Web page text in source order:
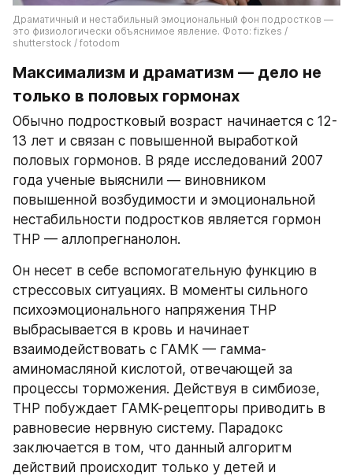
Драматичный и нестабильный эмоциональный фон подростков —
это физиологически объяснимое явление. Фото: fizkes /
shutterstock / fotodom
Максимализм и драматизм — дело не
только в половых гормонах
Обычно подростковый возраст начинается с 12-
13 лет и связан с повышенной выработкой
половых гормонов. В ряде исследований 2007
года ученые выяснили — виновником
повышенной возбудимости и эмоциональной
нестабильности подростков является гормон
ТНР — аллопрегнанолон.
Он несет в себе вспомогательную функцию в
стрессовых ситуациях. В моменты сильного
психоэмоционального напряжения ТНР
выбрасывается в кровь и начинает
взаимодействовать с ГАМК — гамма-
аминомасляной кислотой, отвечающей за
процессы торможения. Действуя в симбиозе,
ТНР побуждает ГАМК-рецепторы приводить в
равновесие нервную систему. Парадокс
заключается в том, что данный алгоритм
действий происходит только у детей и